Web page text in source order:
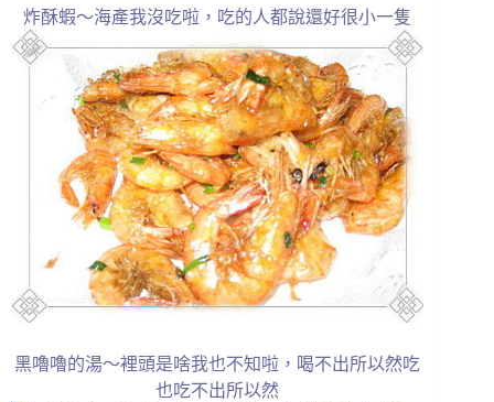
炸酥蝦～海產我沒吃啦，吃的人都說還好很小一隻
黑嚕嚕的湯～裡頭是啥我也不知啦，喝不出所以然吃
也吃不出所以然